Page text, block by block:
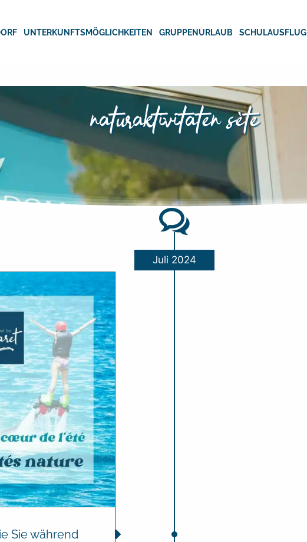
UNTERKUNFTSMÖGLICHKEITEN GRUPPENURLAUB SCHULAUSFLUG
naturaktivitäten sète
Juli 2024
Sie während